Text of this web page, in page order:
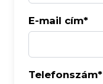
E-mail cím*
Telefonszám*